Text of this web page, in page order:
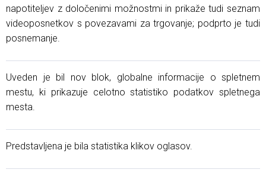
napotiteljev z določenimi možnostmi in prikaže tudi seznam
videoposnetkov s povezavami za trgovanje; podprto je tudi
posnemanje.
Uveden je bil nov blok, globalne informacije o spletnem
mestu, ki prikazuje celotno statistiko podatkov spletnega
mesta.
Predstavljena je bila statistika klikov oglasov.